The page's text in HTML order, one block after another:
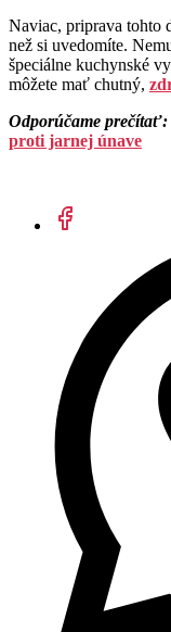
Naviac, priprava tohto
než si uvedomíte.
špeciálne kuchynské
môžete mať chutný,
Odporúčame prečítať:
proti jarnej únave